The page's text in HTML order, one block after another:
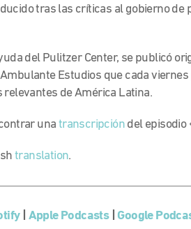
tras las críticas al gobierno de
del Pulitzer Center, se publicó
Estudios que cada
de América Latina.
una transcripción del episodio
translation.
| Apple Podcasts| Google